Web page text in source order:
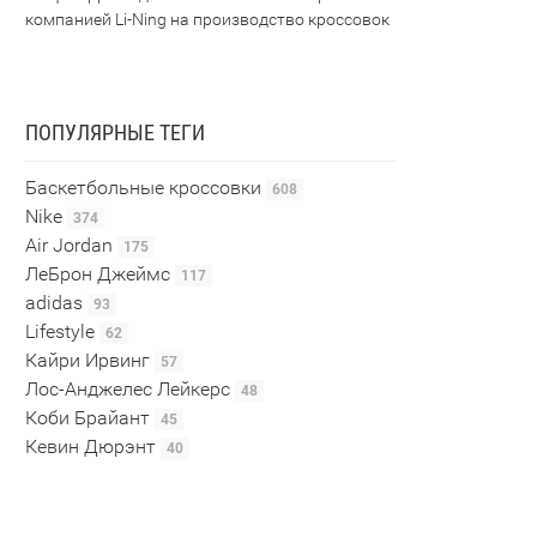
компанией Li-Ning на производство кроссовок
ПОПУЛЯРНЫЕ ТЕГИ
Баскетбольные кроссовки 608
Nike 374
Air Jordan 175
ЛеБрон Джеймс 117
adidas 93
Lifestyle 62
Кайри Ирвинг 57
Лос-Анджелес Лейкерс 48
Коби Брайант 45
Кевин Дюрэнт 40